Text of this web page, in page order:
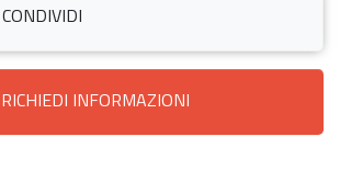
CONDIVIDI
RICHIEDI INFORMAZIONI